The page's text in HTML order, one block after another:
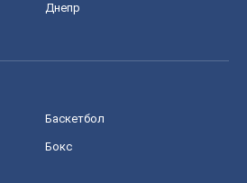
Днепр
Баскетбол
Бокс